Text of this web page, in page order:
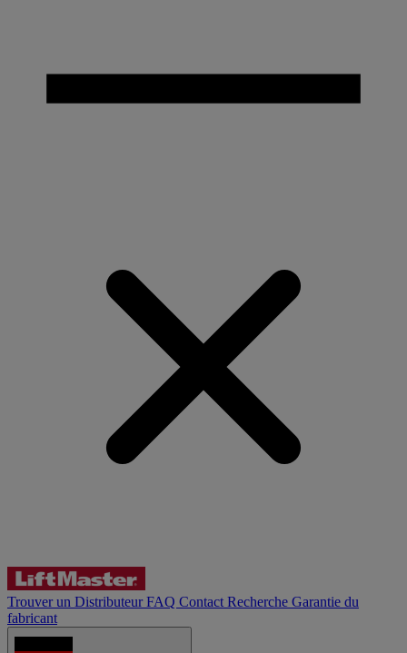
Trouver un DistributeurFAQ Contact Recherche Garantie du
fabricant